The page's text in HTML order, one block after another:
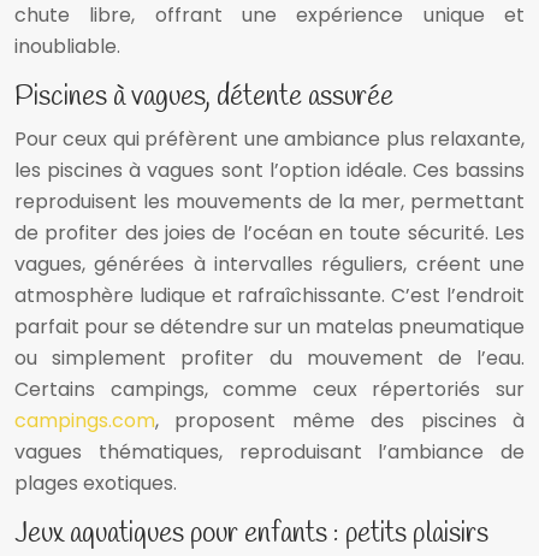
chute libre, offrant une expérience unique et
inoubliable.
Piscines à vagues, détente assurée
Pour ceux qui préfèrent une ambiance plus relaxante,
les piscines à vagues sont l’option idéale. Ces bassins
reproduisent les mouvements de la mer, permettant
de profiter des joies de l’océan en toute sécurité. Les
vagues, générées à intervalles réguliers, créent une
atmosphère ludique et rafraîchissante. C’est l’endroit
parfait pour se détendre sur un matelas pneumatique
ou simplement profiter du mouvement de l’eau.
Certains campings, comme ceux répertoriés sur
campings.com, proposent même des piscines à
vagues thématiques, reproduisant l’ambiance de
plages exotiques.
Jeux aquatiques pour enfants : petits plaisirs